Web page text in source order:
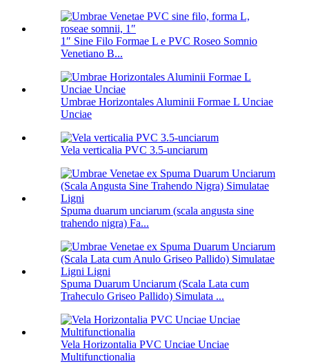
1″ Sine Filo Formae L e PVC Roseo Somnio
Venetiano B...
Umbrae Horizontales Aluminii Formae L Unciae
Unciae
Vela verticalia PVC 3.5-unciarum
Spuma duarum unciarum (scala angusta sine
trahendo nigra) Fa...
Spuma Duarum Unciarum (Scala Lata cum
Traheculo Griseo Pallido) Simulata ...
Vela Horizontalia PVC Unciae Unciae
Multifunctionalia